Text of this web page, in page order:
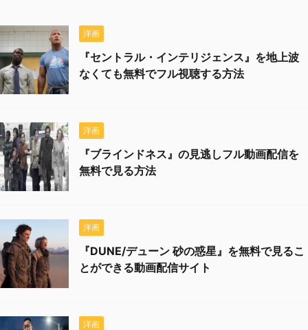
洋画
『セントラル・インテリジェンス』を地上波
なくても無料でフル視聴する方法
洋画
『ブラインドネス』の見逃しフル動画配信を
無料で見る方法
洋画
『DUNE/デューン 砂の惑星』を無料で見るこ
とができる動画配信サイト
洋画